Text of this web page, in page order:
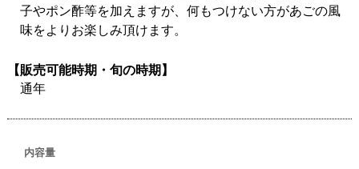
子やポン酢等を加えますが、何もつけない方があごの風
味をよりお楽しみ頂けます。
【販売可能時期・旬の時期】
通年
内容量